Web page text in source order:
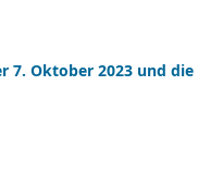
7. Oktober 2023 und die